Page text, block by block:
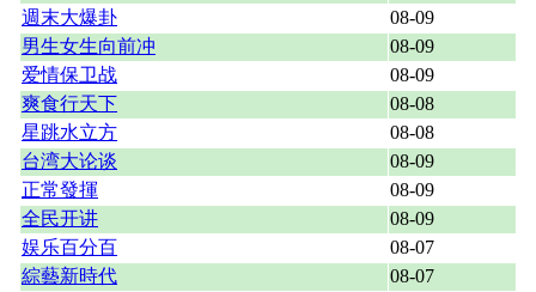
週末大爆卦
08-09
男生女生向前冲
08-09
爱情保卫战
08-09
爽食行天下
08-08
星跳水立方
08-08
台湾大论谈
08-09
正常發揮
08-09
全民开讲
08-09
娱乐百分百
08-07
綜藝新時代
08-07